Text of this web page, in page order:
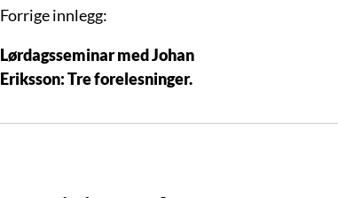
I
n
l
Forrige innlegg:
Lørdagsseminar med Johan
Eriksson: Tre forelesninger.